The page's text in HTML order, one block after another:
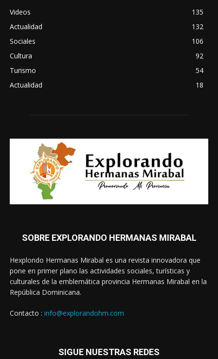
Videos
135
Actualidad
132
Sociales
106
Cultura
92
Turismo
54
Actualidad
18
SOBRE EXPLORANDO HERMANAS MIRABAL
Hexplondo Hermanas Mirabal es una revista innovadora que
pone en primer plano las actividades sociales, turísticas y
culturales de la emblemática provincia Hermanas Mirabal en la
República Dominicana.
Contacto : info@explorandohm.com
SIGUE NUESTRAS REDES